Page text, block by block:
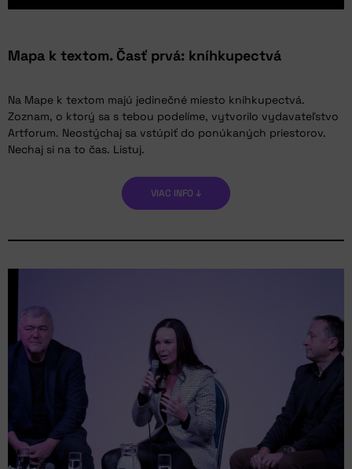
Mapa k textom. Časť prvá: kníhkupectvá
Na Mape k textom majú jedinečné miesto kníhkupectvá.
Zoznam, o ktorý sa s tebou podelíme, vytvorilo vydavateľstvo
Artforum. Neostýchaj sa vstúpiť do ponúkaných priestorov.
Nechaj si na to čas. Listuj.
VIAC INFO ↓